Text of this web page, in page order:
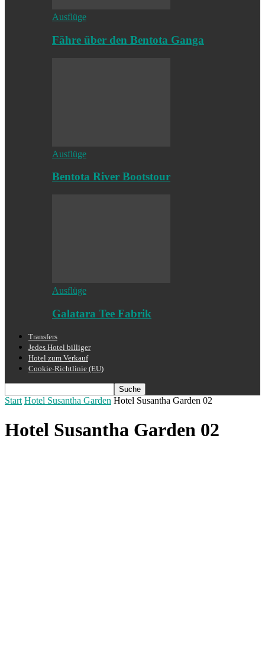
Ausflüge
Fähre über den Bentota Ganga
Ausflüge
Bentota River Bootstour
Ausflüge
Galatara Tee Fabrik
Transfers
Jedes Hotel billiger
Hotel zum Verkauf
Cookie-Richtlinie (EU)
Start Hotel Susantha Garden Hotel Susantha Garden 02
Hotel Susantha Garden 02